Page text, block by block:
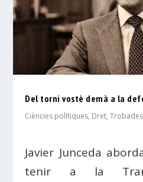
Del torni vostè demà a la
Ciències polítiques, Dret,
Javier Junceda
tenir a la